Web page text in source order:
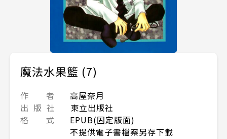
魔法水果籃 (7)
作 者
高屋奈月
出 版 社
東立出版社
格 式
EPUB(固定版面)
不提供電子書檔案另存下載